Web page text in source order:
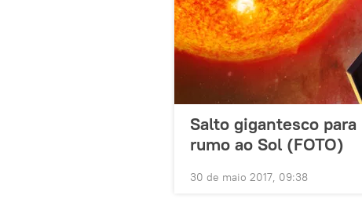
Salto gigantesco
rumo ao Sol (FOTO)
30 de maio 2017, 09:38